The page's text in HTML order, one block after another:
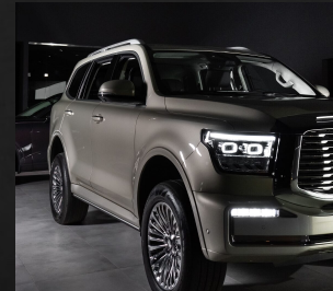
Название этого автомобиля говорит само
за себя: на такой машине, какTANK 500,
можно не бояться ни снежного шторма на
дорогах, ни балок с ериками, которых так
много в Волгоградской области.
Премиальный бренд из Поднебесной с
большим успехом ворвался на российский